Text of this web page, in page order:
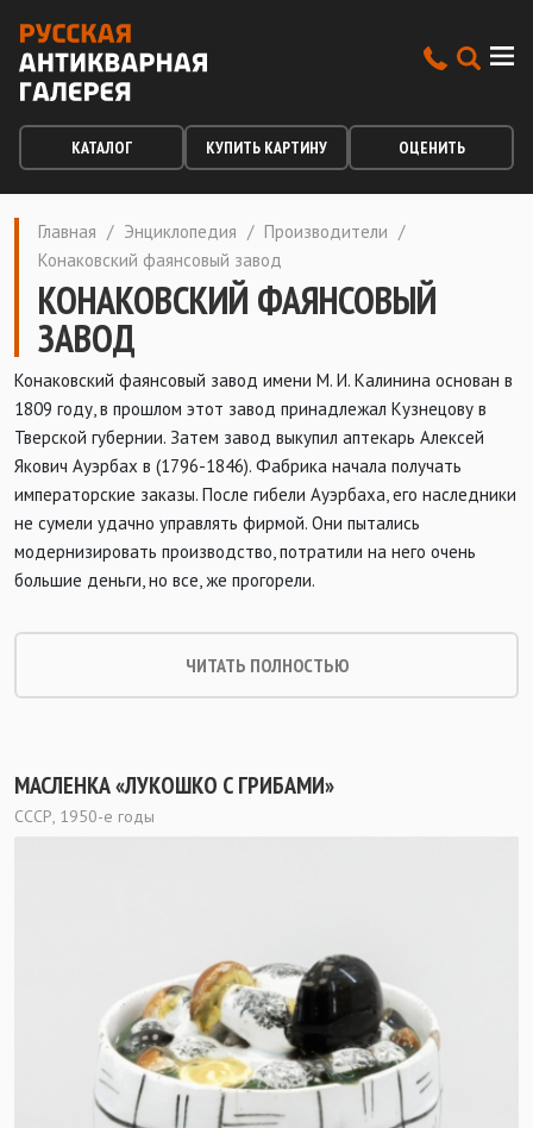
КАТАЛОГ КУПИТЬ КАРТИНУ ОЦЕНИТЬ
Главная / Энциклопедия / Производители /
Конаковский фаянсовый завод
КОНАКОВСКИЙ ФАЯНСОВЫЙ
ЗАВОД
Конаковский фаянсовый завод имени М. И. Калинина основан в
1809 году, в прошлом этот завод принадлежал Кузнецову в
Тверской губернии. Затем завод выкупил аптекарь Алексей
Якович Ауэрбах в (1796-1846). Фабрика начала получать
императорские заказы. После гибели Ауэрбаха, его наследники
не сумели удачно управлять фирмой. Они пытались
модернизировать производство, потратили на него очень
большие деньги, но все, же прогорели.
ЧИТАТЬ ПОЛНОСТЬЮ
МАСЛЕНКА «ЛУКОШКО С ГРИБАМИ»
СССР, 1950-е годы